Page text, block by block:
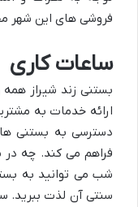
فروشی های این شهر
ساعات کاری
ارائه خدمات به
دسترسی به بستنی
فراهم می کند. چه در
شب می توانید به
سنتی آن لذت ببرید.